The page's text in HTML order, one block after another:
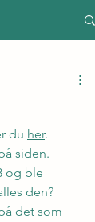
du her.
siden.
og ble
den?
det som